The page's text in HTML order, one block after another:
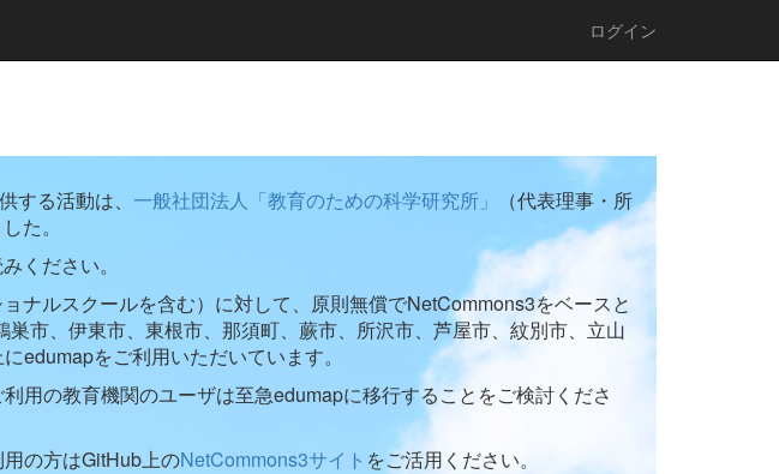
ログイン
る活動は、 一般社団法人「教育のための科学研究所」
（代表理事・所
た。
ください。
ナルスクールを含む）に対して、原則無償でNetCommons3をベースと
市、伊東市、東根市、那須町、蕨市、所沢市、芦屋市、紋別市、立山
edumapをご利用いただいています。
用の教育機関のユーザは至急edumapに移行することをご検討くださ
の方はGitHub上のNetCommons3サイト をご活用ください。